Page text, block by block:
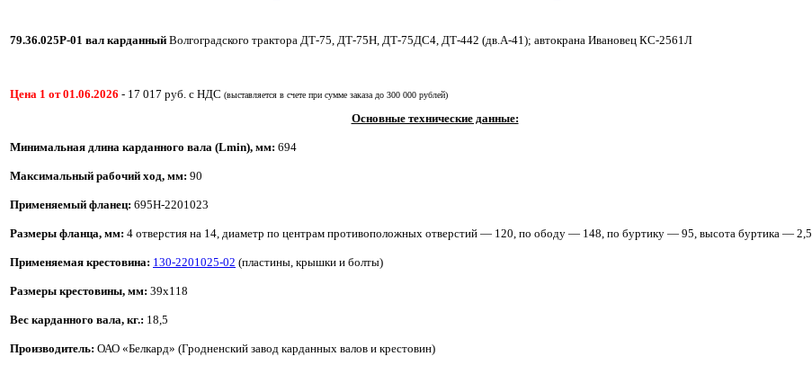
79.36.025Р-01 вал карданный Волгоградского трактора ДТ-75, ДТ-75Н, ДТ-75ДС4, ДТ-442 (дв.А-41); автокрана Ивановец КС-2561Л
Цена 1 от 01.06.2026 - 17 017 руб. с НДС (выставляется в счете при сумме заказа до 300 000 рублей)
Основные технические данные:
Минимальная длина карданного вала (Lmin), мм: 694
Максимальный рабочий ход, мм: 90
Применяемый фланец: 695Н-2201023
Размеры фланца, мм: 4 отверстия на 14, диаметр по центрам противоположных отверстий — 120, по ободу — 148, по буртику — 95, высота буртика — 2,5
Применяемая крестовина: 130-2201025-02 (пластины, крышки и болты)
Размеры крестовины, мм: 39х118
Вес карданного вала, кг.: 18,5
Производитель: ОАО «Белкард» (Гродненский завод карданных валов и крестовин)